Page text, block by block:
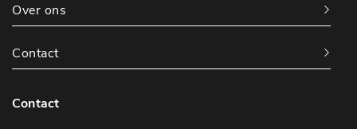
Over ons
Contact
Contact